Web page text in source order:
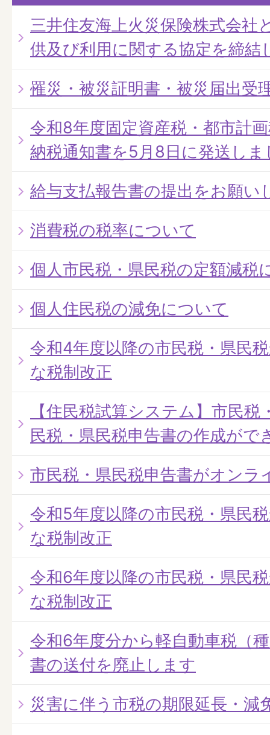
三井住友海上火災保険株式会社
供及び利用に関する協定を締結
罹災・被災証明書・被災届出受
令和8年度固定資産税・都市計
納税通知書を5月8日に発送しま
給与支払報告書の提出をお願い
消費税の税率について
個人市民税・県民税の定額減税
個人住民税の減免について
令和4年度以降の市民税・県民
な税制改正
【住民税試算システム】市民
民税・県民税申告書の作成がで
市民税・県民税申告書がオンラ
令和5年度以降の市民税・県民
な税制改正
令和6年度以降の市民税・県民
な税制改正
令和6年度分から軽自動車税（
書の送付を廃止します
災害に伴う市税の期限延長・減